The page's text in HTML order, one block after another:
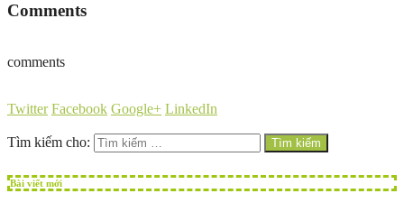
Comments
comments
Twitter Facebook Google+ LinkedIn
Tìm kiếm cho:
Bài viết mới